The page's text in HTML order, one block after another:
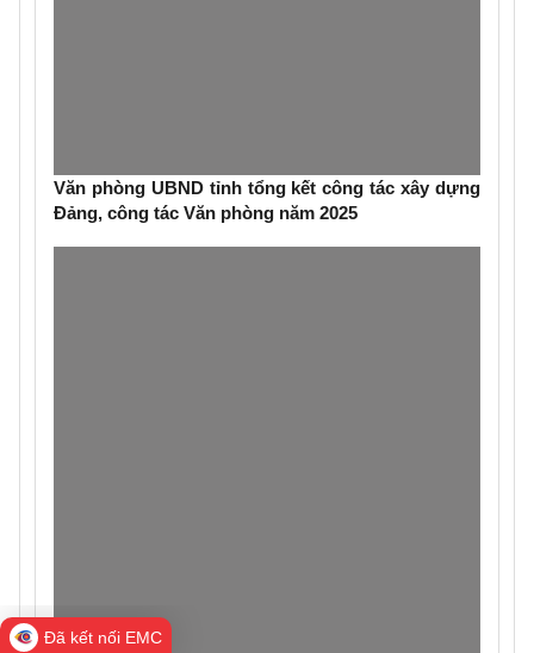
Văn phòng UBND tỉnh tổng kết công tác xây dựng
Đảng, công tác Văn phòng năm 2025
Đã kết nối EMC